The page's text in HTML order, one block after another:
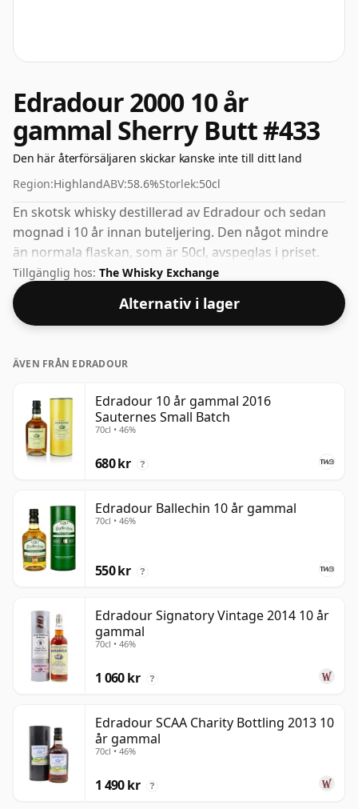
Edradour 2000 10 år
gammal Sherry Butt #433
Den här återförsäljaren skickar kanske inte till ditt land
Region:HighlandABV:58.6%Storlek:50cl
En skotsk whisky destillerad av Edradour och sedan
mognad i 10 år innan buteljering. Den något mindre
än normala flaskan, som är 50cl, avspeglas i priset.
Tillgänglig hos: The Whisky Exchange
Alternativ i lager
ÄVEN FRÅN EDRADOUR
Edradour 10 år gammal 2016
Sauternes Small Batch
70cl • 46%
680 kr ?
Edradour Ballechin 10 år gammal
70cl • 46%
550 kr ?
Edradour Signatory Vintage 2014 10 år
gammal
70cl • 46%
1 060 kr ?
Edradour SCAA Charity Bottling 2013 10
år gammal
70cl • 46%
1 490 kr ?